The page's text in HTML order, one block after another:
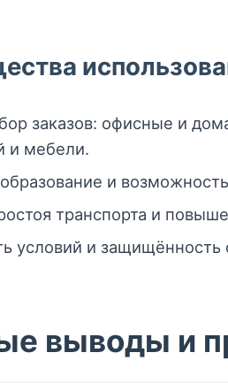
заказов: офисные и
и мебели.
и
транспорта и
условий и защищённость
выводы и